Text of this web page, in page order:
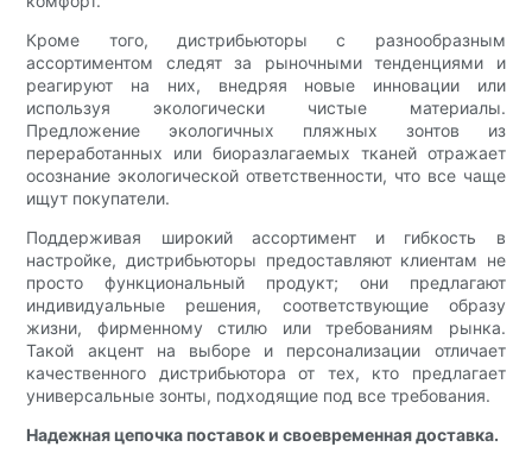
Кроме того, дистрибьюторы с разнообразным
ассортиментом следят за рыночными тенденциями и
реагируют на них, внедряя новые инновации или
используя экологически чистые материалы.
Предложение экологичных пляжных зонтов из
переработанных или биоразлагаемых тканей отражает
осознание экологической ответственности, что все чаще
ищут покупатели.
Поддерживая широкий ассортимент и гибкость в
настройке, дистрибьюторы предоставляют клиентам не
просто функциональный продукт; они предлагают
индивидуальные решения, соответствующие образу
жизни, фирменному стилю или требованиям рынка.
Такой акцент на выборе и персонализации отличает
качественного дистрибьютора от тех, кто предлагает
универсальные зонты, подходящие под все требования.
Надежная цепочка поставок и своевременная доставка.